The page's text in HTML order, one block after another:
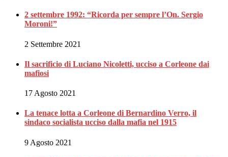
2 settembre 1992: “Ricorda per sempre l’On. Sergio
Moroni!”
2 Settembre 2021
Il sacrificio di Luciano Nicoletti, ucciso a Corleone dai
mafiosi
17 Agosto 2021
La tenace lotta a Corleone di Bernardino Verro, il
sindaco socialista ucciso dalla mafia nel 1915
9 Agosto 2021